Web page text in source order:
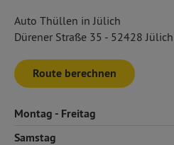
Auto Thüllen in Jülich
Dürener Straße 35 - 52428 Jülich
Route berechnen
Montag - Freitag
Samstag